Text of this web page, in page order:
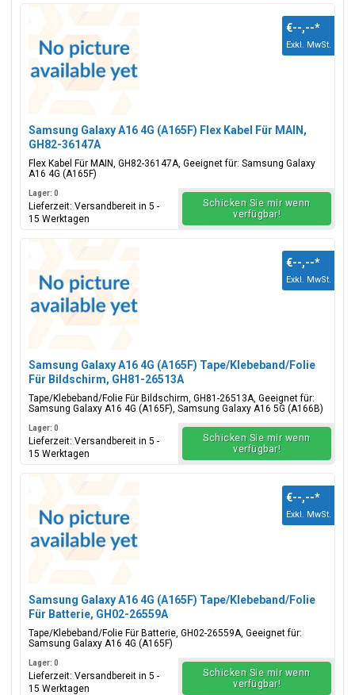
Samsung Galaxy A16 4G (A165F) Flex Kabel Für MAIN,
GH82-36147A
Flex Kabel Für MAIN, GH82-36147A, Geeignet für: Samsung Galaxy
A16 4G (A165F)
€--,--*
Exkl. MwSt.
Lager: 0
Lieferzeit: Versandbereit in 5 -
15 Werktagen
Schicken Sie mir wenn
verfügbar!
Samsung Galaxy A16 4G (A165F) Tape/Klebeband/Folie
Für Bildschirm, GH81-26513A
Tape/Klebeband/Folie Für Bildschirm, GH81-26513A, Geeignet für:
Samsung Galaxy A16 4G (A165F), Samsung Galaxy A16 5G (A166B)
€--,--*
Exkl. MwSt.
Lager: 0
Lieferzeit: Versandbereit in 5 -
15 Werktagen
Schicken Sie mir wenn
verfügbar!
Samsung Galaxy A16 4G (A165F) Tape/Klebeband/Folie
Für Batterie, GH02-26559A
Tape/Klebeband/Folie Für Batterie, GH02-26559A, Geeignet für:
Samsung Galaxy A16 4G (A165F)
€--,--*
Exkl. MwSt.
Lager: 0
Lieferzeit: Versandbereit in 5 -
15 Werktagen
Schicken Sie mir wenn
verfügbar!